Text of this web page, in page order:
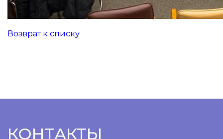
Возврат к списку
КОНТАКТЫ